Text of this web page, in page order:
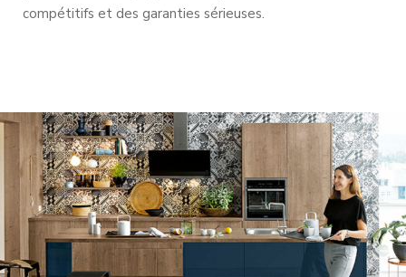
compétitifs et des garanties sérieuses.